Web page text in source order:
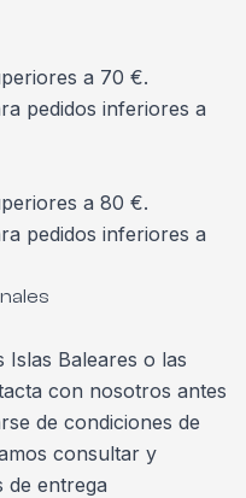
a 70 €.
pedidos inferiores a
a 80 €.
pedidos inferiores a
Islas Baleares o las
con nosotros antes
de condiciones de
consultar y
de entrega